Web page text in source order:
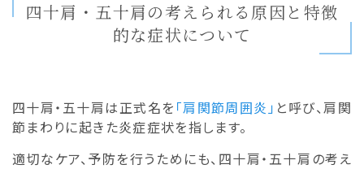
四十肩・五十肩の考えられる原因と特徴
的な症状について
四十肩・五十肩は正式名を 「肩関節周囲炎」 と呼び、肩関
節まわりに起きた炎症症状を指します。
適切なケア、予防を行うためにも、四十肩・五十肩の考え